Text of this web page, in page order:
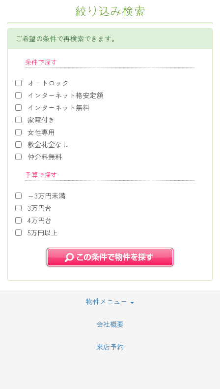
絞り込み検索
ご希望の条件で再検索できます。
条件で探す
オートロック
インターネット格安定額
インターネット無料
家電付き
女性専用
敷金礼金なし
仲介料無料
予算で探す
～3万円未満
3万円台
4万円台
5万円以上
物件メニュー
会社概要
来店予約